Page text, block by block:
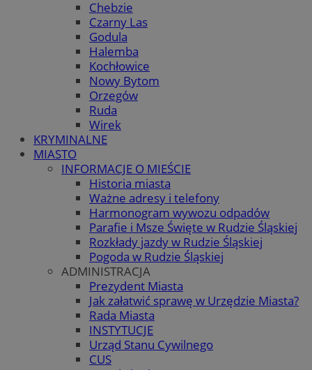
Chebzie
Czarny Las
Godula
Halemba
Kochłowice
Nowy Bytom
Orzegów
Ruda
Wirek
KRYMINALNE
MIASTO
INFORMACJE O MIEŚCIE
Historia miasta
Ważne adresy i telefony
Harmonogram wywozu odpadów
Parafie i Msze Święte w Rudzie Śląskiej
Rozkłady jazdy w Rudzie Śląskiej
Pogoda w Rudzie Śląskiej
ADMINISTRACJA
Prezydent Miasta
Jak załatwić sprawę w Urzędzie Miasta?
Rada Miasta
INSTYTUCJE
Urząd Stanu Cywilnego
CUS